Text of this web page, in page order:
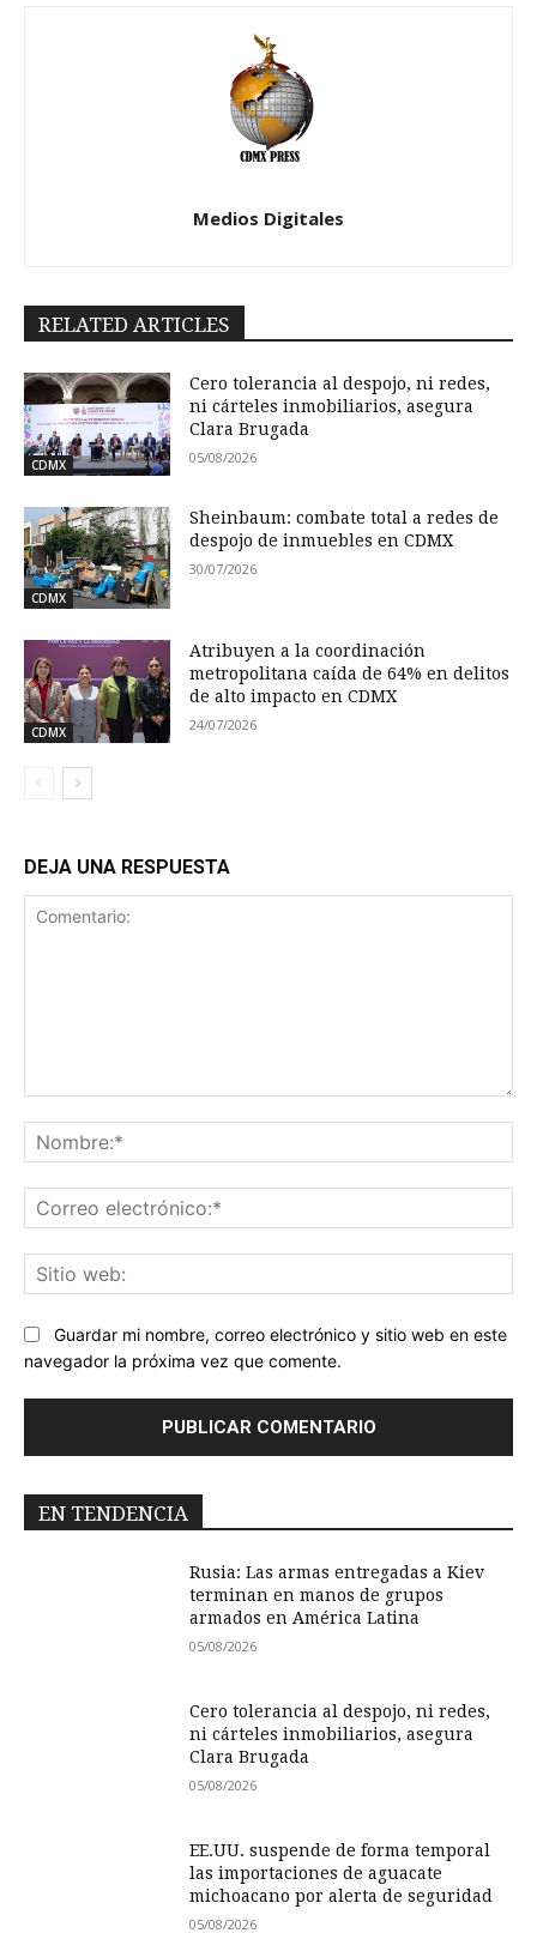
Medios Digitales
RELATED ARTICLES
CDMX
Cero tolerancia al despojo, ni redes,
ni cárteles inmobiliarios, asegura
Clara Brugada
05/08/2026
CDMX
Sheinbaum: combate total a redes de
despojo de inmuebles en CDMX
30/07/2026
CDMX
Atribuyen a la coordinación
metropolitana caída de 64% en delitos
de alto impacto en CDMX
24/07/2026
DEJA UNA RESPUESTA
Guardar mi nombre, correo electrónico y sitio web en este
navegador la próxima vez que comente.
EN TENDENCIA
Rusia: Las armas entregadas a Kiev
terminan en manos de grupos
armados en América Latina
05/08/2026
Cero tolerancia al despojo, ni redes,
ni cárteles inmobiliarios, asegura
Clara Brugada
05/08/2026
EE.UU. suspende de forma temporal
las importaciones de aguacate
michoacano por alerta de seguridad
05/08/2026